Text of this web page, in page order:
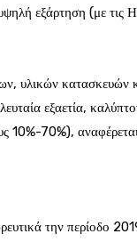
εξάρτηση (με τις
υλικών κατασκευών
εξαετία,
10%-70%),
την περίοδο